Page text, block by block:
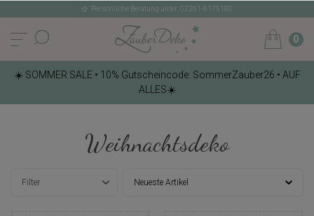
Persönliche Beratung unter: 02261-8175180
0
☀️ SOMMER SALE • 10% Gutscheincode: SommerZauber26 • AUF
ALLES☀️
Weihnachtsdeko
Filter